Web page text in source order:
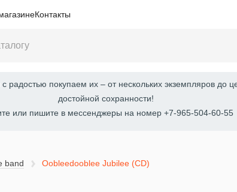
Контакты
покупаем их – от нескольких экземпляров до
достойной сохранности!
или пишите в мессенджеры на номер +7-965-504-60-55
band Oobleedooblee Jubilee (CD)